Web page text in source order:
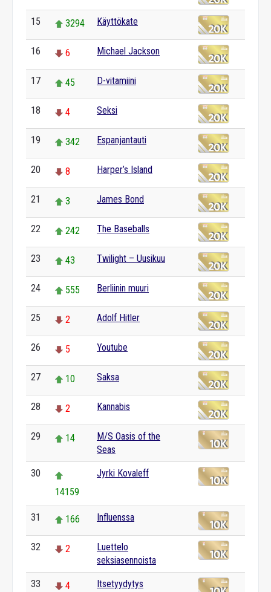
15 3294 Käyttökate
16 6 Michael Jackson
17 45 D-vitamiini
18 4 Seksi
19 342 Espanjantauti
20 8 Harper’s Island
21 3 James Bond
22 242 The Baseballs
23 43 Twilight – Uusikuu
24 555 Berliinin muuri
25 2 Adolf Hitler
26 5 Youtube
27 10 Saksa
28 2 Kannabis
29 14
M/S Oasis of the
Seas
30
14159
Jyrki Kovaleff
31 166 Influenssa
32 2
Luettelo
seksiasennoista
33 4 Itsetyydytys